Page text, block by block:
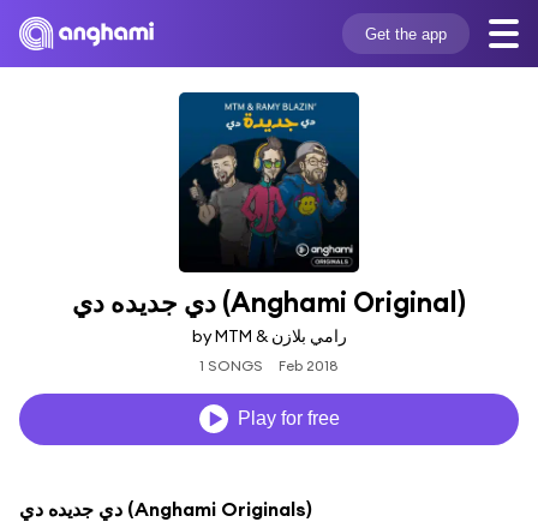
Get the app
دي جديده دي (Anghami Original)
by MTM & رامي بلازن
1 SONGS Feb 2018
Play for free
دي جديده دي (Anghami Originals)